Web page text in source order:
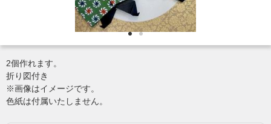
2個作れます。
折り図付き
※画像はイメージです。
色紙は付属いたしません。